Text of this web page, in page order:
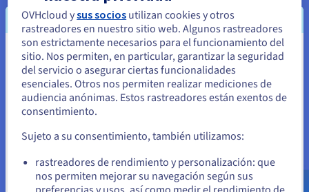
opcional. Nuestro
VPS protegido contra DDoS
seguridad a nivel de red junto con alojamiento en un centro
de datos conforme al GDPR.
Datos alojados exclusivamente en tu centro de datos
europeo de OVHcloud elegido.
No hay acceso de terceros a los archivos sin tu
autorización explícita
Cifrado de extremo a extremo disponible para carpetas
sensibles a través de la aplicación Nextcloud E2EE
Usuarios ilimitados a un coste mensual fijo
Google Workspace cobra al menos 6 euros por usuario al
Parece que está ubicado en Estados
Unidos
Si quiere hacer un pedido desde Estados Unidos, deberá buscar
el sitio web adecuado y crear una cuenta.
us.ovhcloud.com/
Inglés USD - $
OVHcloud ysus socios utilizan cookies y otros
rastreadores en nuestro sitio web. Algunos rastreadores
son estrictamente necesarios para el funcionamiento del
sitio. Nos permiten, en particular, garantizar la seguridad
del servicio o asegurar ciertas funcionalidades
esenciales. Otros nos permiten realizar mediciones de
audiencia anónimas. Estos rastreadores están exentos de
consentimiento.
Sujeto a su consentimiento, también utilizamos:
rastreadores de rendimiento y personalización: que
nos permiten mejorar su navegación según sus